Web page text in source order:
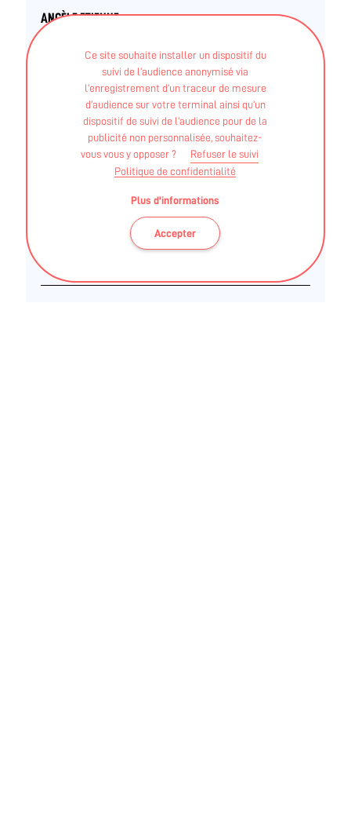
Ce site souhaite installer un dispositif du
suivi de l’audience anonymisé via
l’enregistrement d’un traceur de mesure
d’audience sur votre terminal ainsi qu’un
dispositif de suivi de l’audience pour de la
publicité non personnalisée, souhaitez-
vous vous y opposer ?
Refuser le suivi
Politique de confidentialité
Plus d'informations
Accepter
ANGÈLE ETIENNE
STAPS APA - Licence mention STAPS "activité
physique adaptée et santé"
ETIENNE TOURTEAU
STAPS APA - Licence mention STAPS parcours type –
"Activité physique adaptée et santé"
CQP - Animateur de tennis de table